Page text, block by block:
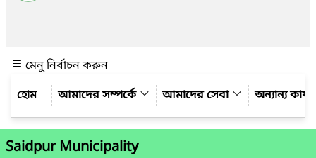
মেনু নির্বাচন করুন
আমাদের সম্পর্কে
আমাদের সেবা অন্যান্য
Saidpur Municipality